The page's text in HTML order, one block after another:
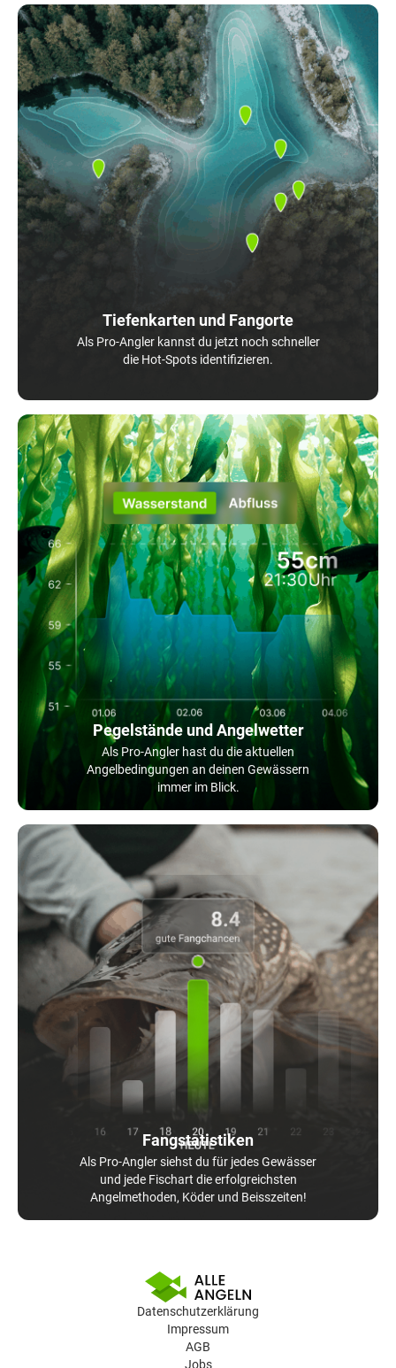
Tiefenkarten und Fangorte
Als Pro-Angler kannst du jetzt noch schneller
die Hot-Spots identifizieren.
Pegelstände und Angelwetter
Als Pro-Angler hast du die aktuellen
Angelbedingungen an deinen Gewässern
immer im Blick.
Fangstatistiken
Als Pro-Angler siehst du für jedes Gewässer
und jede Fischart die erfolgreichsten
Angelmethoden, Köder und Beisszeiten!
Datenschutzerklärung
Impressum
AGB
Jobs